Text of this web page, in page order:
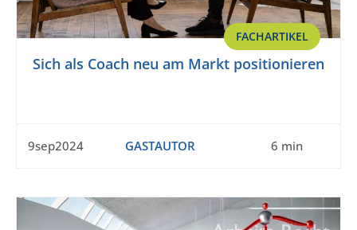
FACHARTIKEL
Sich als Coach neu am Markt positionieren
9sep2024 GASTAUTOR 6 min